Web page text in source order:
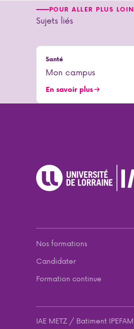
POUR ALLER PLUS LOIN
Sujets liés
Santé
Mon campus
En savoir plus
Nos formations
Candidater
Formation continue
IAE METZ / Batiment IPEFAM